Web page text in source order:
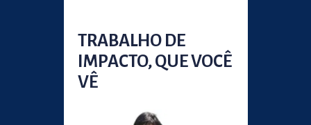
TRABALHO DE
IMPACTO, QUE VOCÊ
VÊ